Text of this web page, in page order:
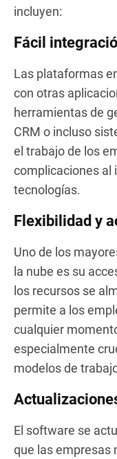
incluyen:
Fácil
Las plataformas
con otras
herramientas de
CRM o incluso
el trabajo de los
complicaciones al
tecnologías.
Flexibilidad y
Uno de los
la nube es su
los recursos se
permite a los
cualquier
especialmente
modelos de
El software se
que las empresas